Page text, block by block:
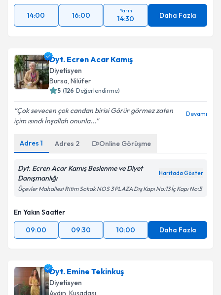
14:00 16:00
Yarın
14:30 Daha Fazla
Dyt. Ecren Acar Kamış
Diyetisyen
Bursa, Nilüfer
5 (126 Değerlendirme)
Çok sevecen çok candan birisi Görür görmez zaten
içim ısındı İnşallah onunla...
Devamı
Adres 1 Adres 2 Online Görüşme
Dyt. Ecren Acar Kamış Beslenme ve Diyet
Danışmanlığı
Haritada Göster
Üçevler Mahallesi Ritim Sokak NOS 3 PLAZA Dış Kapı No:13 İç Kapı No:5
En Yakın Saatler
09:00
09:30 10:00 Daha Fazla
Dyt. Emine Tekinkuş
Diyetisyen
Aydın, Kuşadası